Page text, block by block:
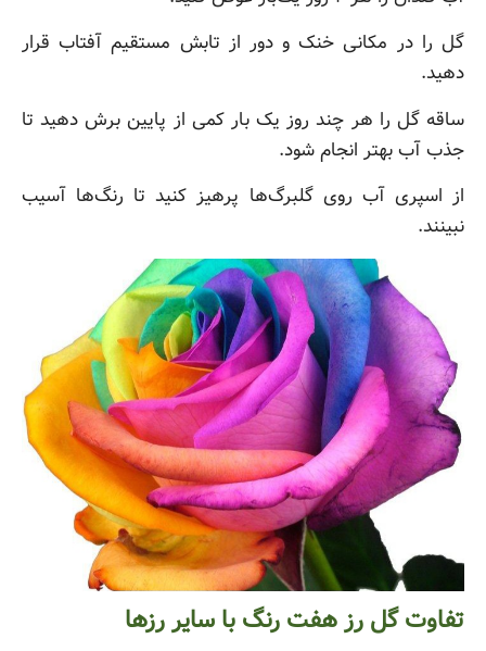
گل را در مکانی خنک و دور از تابش مستقیم آفتاب قرار
دهید.
ساقه گل را هر چند روز یک بار کمی از پایین برش دهید تا
جذب آب بهتر انجام شود.
از اسپری آب روی گلبرگ‌ها پرهیز کنید تا رنگ‌ها آسیب
نبینند.
تفاوت گل رز هفت رنگ با سایر رزها